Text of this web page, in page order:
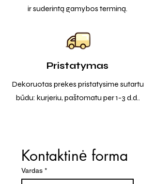
ir suderintą gamybos terminą.
Pristatymas
Dekoruotas prekes pristatysime sutartu
būdu: kurjeriu, paštomatu per 1-3 d.d..
Kontaktinė forma
Vardas *